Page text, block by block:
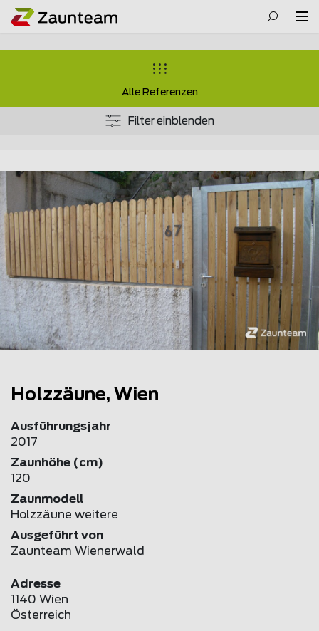
Alle Referenzen
Filter einblenden
Holzzäune, Wien
Ausführungsjahr
2017
Zaunhöhe (cm)
120
Zaunmodell
Holzzäune weitere
Ausgeführt von
Zaunteam Wienerwald
Adresse
1140 Wien
Österreich